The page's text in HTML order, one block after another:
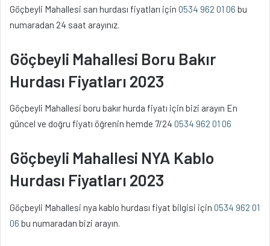
Göçbeyli Mahallesi sarı hurdası fiyatları için 0534 962 01 06 bu
numaradan 24 saat arayınız.
Göçbeyli Mahallesi Boru Bakır
Hurdası Fiyatları 2023
Göçbeyli Mahallesi boru bakır hurda fiyatı için bizi arayın En
güncel ve doğru fiyatı öğrenin hemde 7/24 0534 962 01 06
Göçbeyli Mahallesi NYA Kablo
Hurdası Fiyatları 2023
Göçbeyli Mahallesi nya kablo hurdası fiyat bilgisi için 0534 962 01
06 bu numaradan bizi arayın.